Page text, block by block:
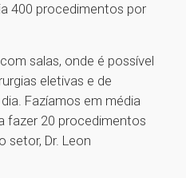
400 procedimentos por
salas, onde é possível
eletivas e de
Fazíamos em média
fazer 20 procedimentos
setor, Dr. Leon